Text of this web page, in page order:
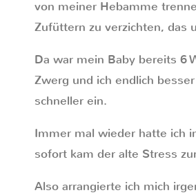
von meiner Hebamme
Zufüttern zu verzichten, das
Da war mein Baby bereits 6
Zwerg und ich endlich
schneller ein.
Immer mal wieder hatte ich
sofort kam der alte Stress
Also arrangierte ich mich